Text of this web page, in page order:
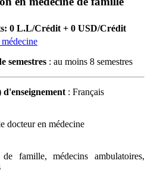
0 L.L/Crédit + 0 USD/Crédit
semestres : au moins 8 semestres
d'enseignement: Français
docteur en médecine
de famille, médecins ambulatoires,